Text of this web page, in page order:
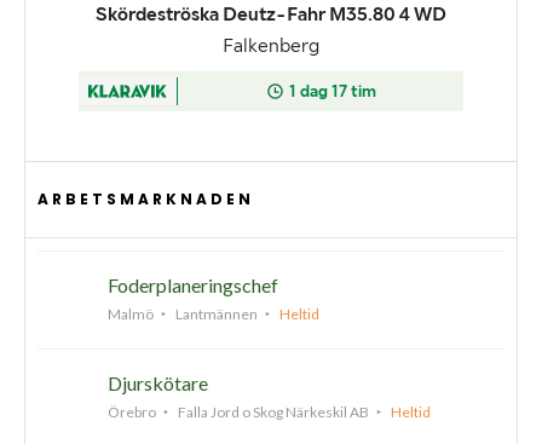
ARBETSMARKNADEN
Foderplaneringschef
Malmö Lantmännen Heltid
Djurskötare
Örebro Falla Jord o Skog Närkeskil AB Heltid